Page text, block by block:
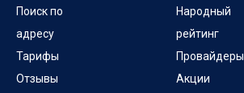
Поиск по
адресу
Тарифы
Отзывы
Народный
рейтинг
Провайдеры
Акции